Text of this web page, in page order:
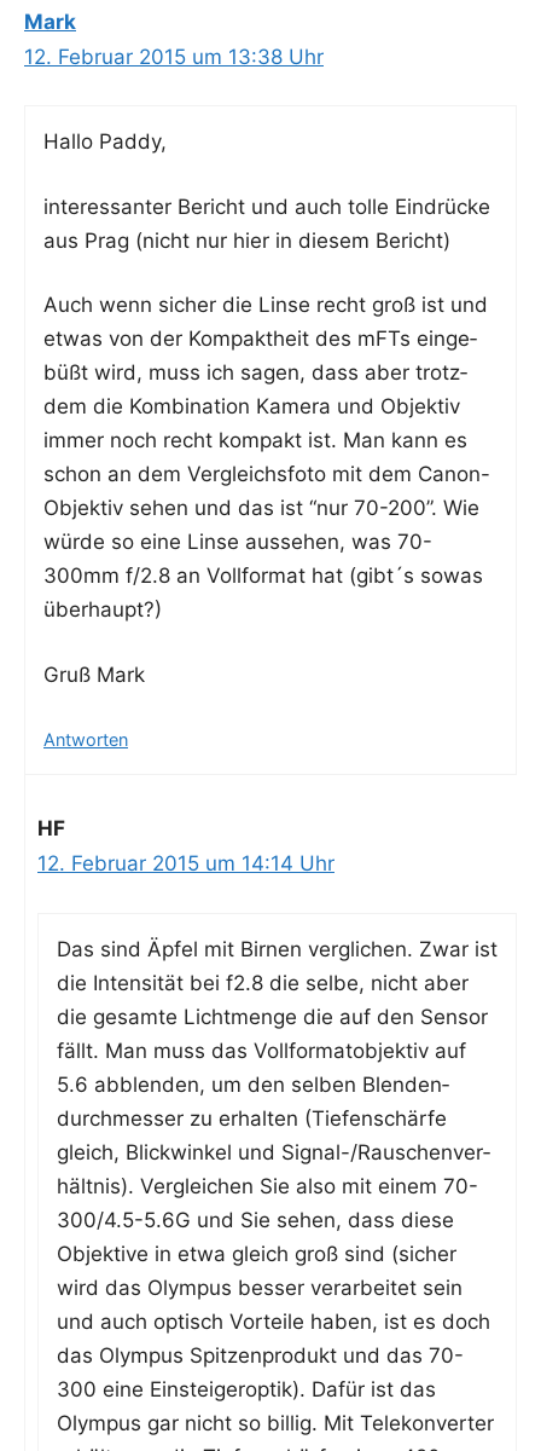
Mark
12. Februar 2015 um 13:38 Uhr
Hal­lo Paddy,
inter­es­san­ter Bericht und auch tol­le Ein­drü­cke
aus Prag (nicht nur hier in die­sem Bericht)
Auch wenn sicher die Lin­se recht groß ist und
etwas von der Kom­pakt­heit des mFTs ein­ge­
büßt wird, muss ich sagen, dass aber trotz­
dem die Kom­bi­na­ti­on Kame­ra und Objek­tiv
immer noch recht kom­pakt ist. Man kann es
schon an dem Ver­gleichs­fo­to mit dem Canon-
Objek­tiv sehen und das ist “nur 70-200”. Wie
wür­de so eine Lin­se aus­se­hen, was 70-
300mm f/2.8 an Voll­for­mat hat (gibt´s sowas
überhaupt?)
Gruß Mark
Antworten
HF
12. Februar 2015 um 14:14 Uhr
Das sind Äpfel mit Bir­nen ver­gli­chen. Zwar ist
die Inten­si­tät bei f2.8 die sel­be, nicht aber
die gesam­te Licht­men­ge die auf den Sen­sor
fällt. Man muss das Voll­for­mat­ob­jek­tiv auf
5.6 abblen­den, um den sel­ben Blen­den­
durch­mes­ser zu erhal­ten (Tie­fen­schär­fe
gleich, Blick­win­kel und Signal-/Rau­schen­ver­
hält­nis). Ver­glei­chen Sie also mit einem 70-
300/4.5-5.6G und Sie sehen, dass die­se
Objek­ti­ve in etwa gleich groß sind (sicher
wird das Olym­pus bes­ser ver­ar­bei­tet sein
und auch optisch Vor­tei­le haben, ist es doch
das Olym­pus Spit­zen­pro­dukt und das 70-
300 eine Ein­stei­ger­op­tik). Dafür ist das
Olym­pus gar nicht so bil­lig. Mit Tele­kon­ver­ter